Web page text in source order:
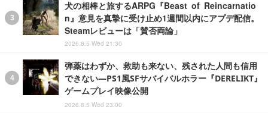
犬の相棒と旅するARPG『Beast of Reincarnatio
n』意見を真摯に受け止め1週間以内にアプデ配信。
Steamレビューは「賛否両論」
2026.8.5 Wed 21:30
弾薬はわずか、救助も来ない、残された人間も信用
できない―PS1風SFサバイバルホラー『DERELIKT』
ゲームプレイ映像公開
2026.8.5 Wed 23:00